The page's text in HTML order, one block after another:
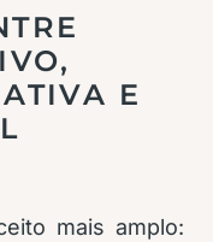
E
mais amplo: